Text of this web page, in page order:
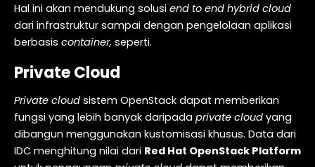
Hal ini akan mendukung solusi end to end hybrid cloud
dari infrastruktur sampai dengan pengelolaan aplikasi
berbasis container, seperti.
Private Cloud
Private cloud sistem OpenStack dapat memberikan
fungsi yang lebih banyak daripada private cloud yang
dibangun menggunakan kustomisasi khusus. Data dari
IDC menghitung nilai dari Red Hat OpenStack Platform